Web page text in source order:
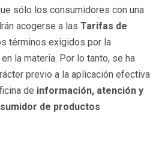
sólo los consumidores con una
acogerse a las Tarifas de
términos exigidos por la
la materia. Por lo tanto, se ha
previo a la aplicación efectiva
de información, atención y
de productos